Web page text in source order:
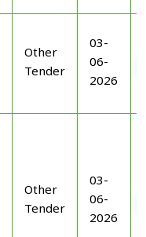
Other
Tender
03-
06-
2026
Other
Tender
03-
06-
2026